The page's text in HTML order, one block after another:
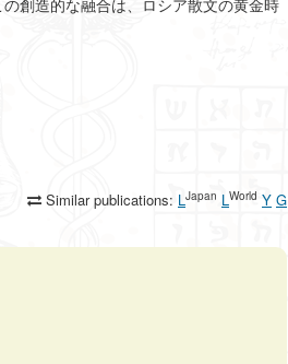
創造的な融合は、ロシア散文の黄金時
Similar publications: LJapan LWorld Y G